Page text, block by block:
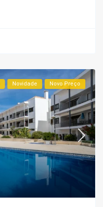
Novidade Novo Preço